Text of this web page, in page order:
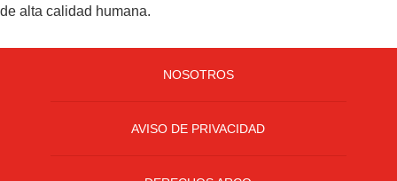
MEXICO
de alta calidad humana.
NOSOTROS
AVISO DE PRIVACIDAD